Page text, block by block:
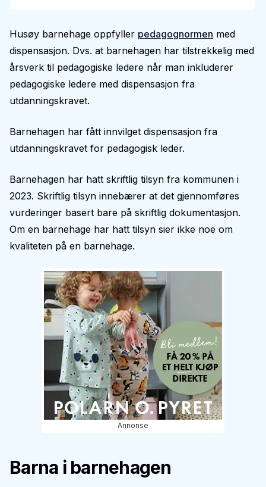
Husøy barnehage oppfyller pedagognormen med
dispensasjon. Dvs. at barnehagen har tilstrekkelig med
årsverk til pedagogiske ledere når man inkluderer
pedagogiske ledere med dispensasjon fra
utdanningskravet.
Barnehagen har fått innvilget dispensasjon fra
utdanningskravet for pedagogisk leder.
Barnehagen har hatt skriftlig tilsyn fra kommunen i
2023. Skriftlig tilsyn innebærer at det gjennomføres
vurderinger basert bare på skriftlig dokumentasjon.
Om en barnehage har hatt tilsyn sier ikke noe om
kvaliteten på en barnehage.
Annonse
Barna i barnehagen